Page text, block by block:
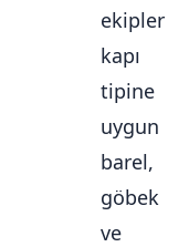
ekipler
kapı
tipine
uygun
barel,
göbek
ve